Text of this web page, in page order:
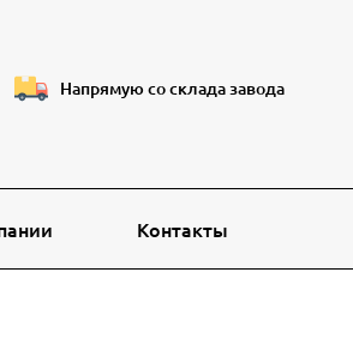
Напрямую со склада завода
Контакты